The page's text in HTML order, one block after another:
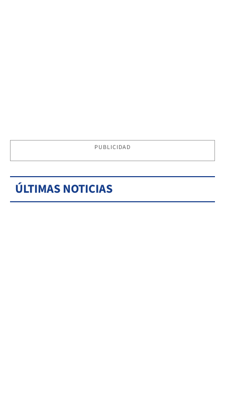
PUBLICIDAD
ÚLTIMAS NOTICIAS